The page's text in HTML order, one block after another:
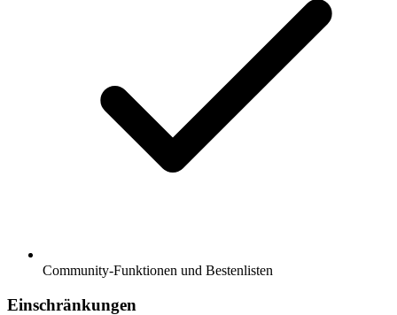
Community-Funktionen und Bestenlisten
Einschränkungen